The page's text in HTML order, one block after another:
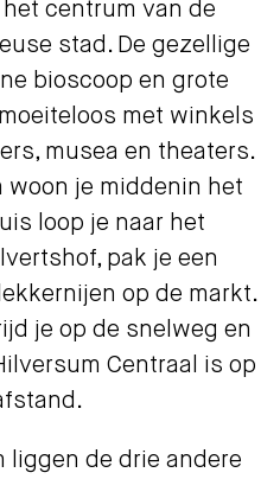
centrum van de
stad. De gezellige
bioscoop en grote
met winkels
musea en theaters.
woon je middenin het
loop je naar het
pak je een
op de markt.
je op de snelweg en
Centraal is op
liggen de drie andere